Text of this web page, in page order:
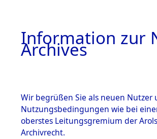
Information zur
Archives
Wir begrüßen Sie als neuen Nutzer
Nutzungsbedingungen wie bei
oberstes Leitungsgremium der
Archivrecht.